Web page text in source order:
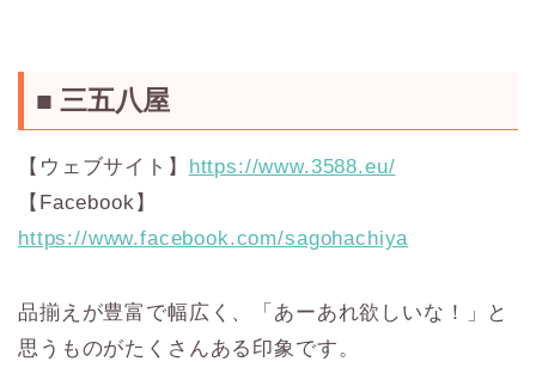
■ 三五八屋
【ウェブサイト】 https://www.3588.eu/
【Facebook】
https://www.facebook.com/sagohachiya
品揃えが豊富で幅広く、「あーあれ欲しいな！」と
思うものがたくさんある印象です。